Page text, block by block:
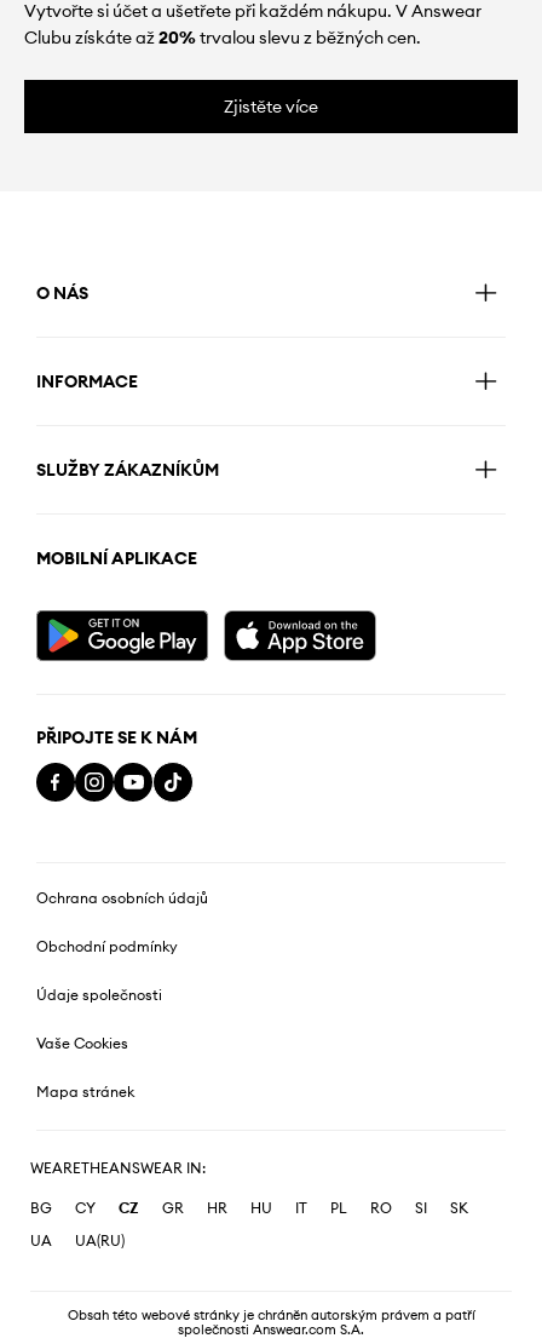
Vytvořte si účet a ušetřete při každém nákupu. V Answear
Clubu získáte až20%trvalou slevu z běžných cen.
Zjistěte více
O NÁS
INFORMACE
SLUŽBY ZÁKAZNÍKŮM
MOBILNÍ APLIKACE
PŘIPOJTE SE K NÁM
Ochrana osobních údajů
Obchodní podmínky
Údaje společnosti
Vaše Cookies
Mapa stránek
WEARETHEANSWEAR IN:
BG CY CZ GR HR HU IT PL RO SI
SK
UA
UA(RU)
Obsah této webové stránky je chráněn autorským právem a patří
společnosti Answear.com S.A.